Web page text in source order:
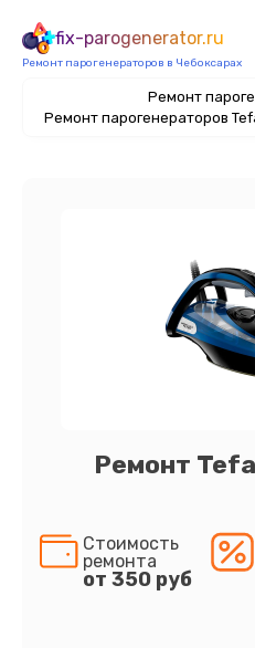
fix-parogenerator.ru
Ремонт парогенераторов в Чебоксарах
Ремонт
Ремонт парогенераторов
Ремонт
Стоимость
ремонта
от 350 руб